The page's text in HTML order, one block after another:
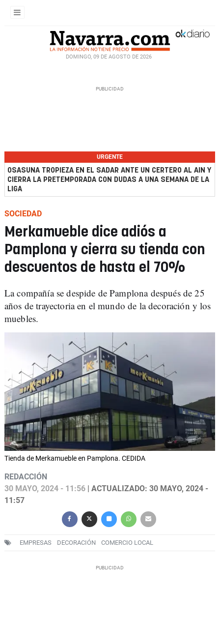
DOMINGO, 09 DE AGOSTO DE 2026
URGENTE
OSASUNA TROPIEZA EN EL SADAR ANTE UN CERTERO AL AIN Y
CIERRA LA PRETEMPORADA CON DUDAS A UNA SEMANA DE LA
LIGA
SOCIEDAD
Merkamueble dice adiós a
Pamplona y cierra su tienda con
descuentos de hasta el 70%
La compañía se despide de Pamplona después de 25
años de trayectoria en el mundo de la decoración y los
muebles.
Tienda de Merkamueble en Pamplona. CEDIDA
REDACCIÓN
30 MAYO, 2024 - 11:56 | ACTUALIZADO: 30 MAYO, 2024 -
11:57
EMPRESAS DECORACIÓN COMERCIO LOCAL